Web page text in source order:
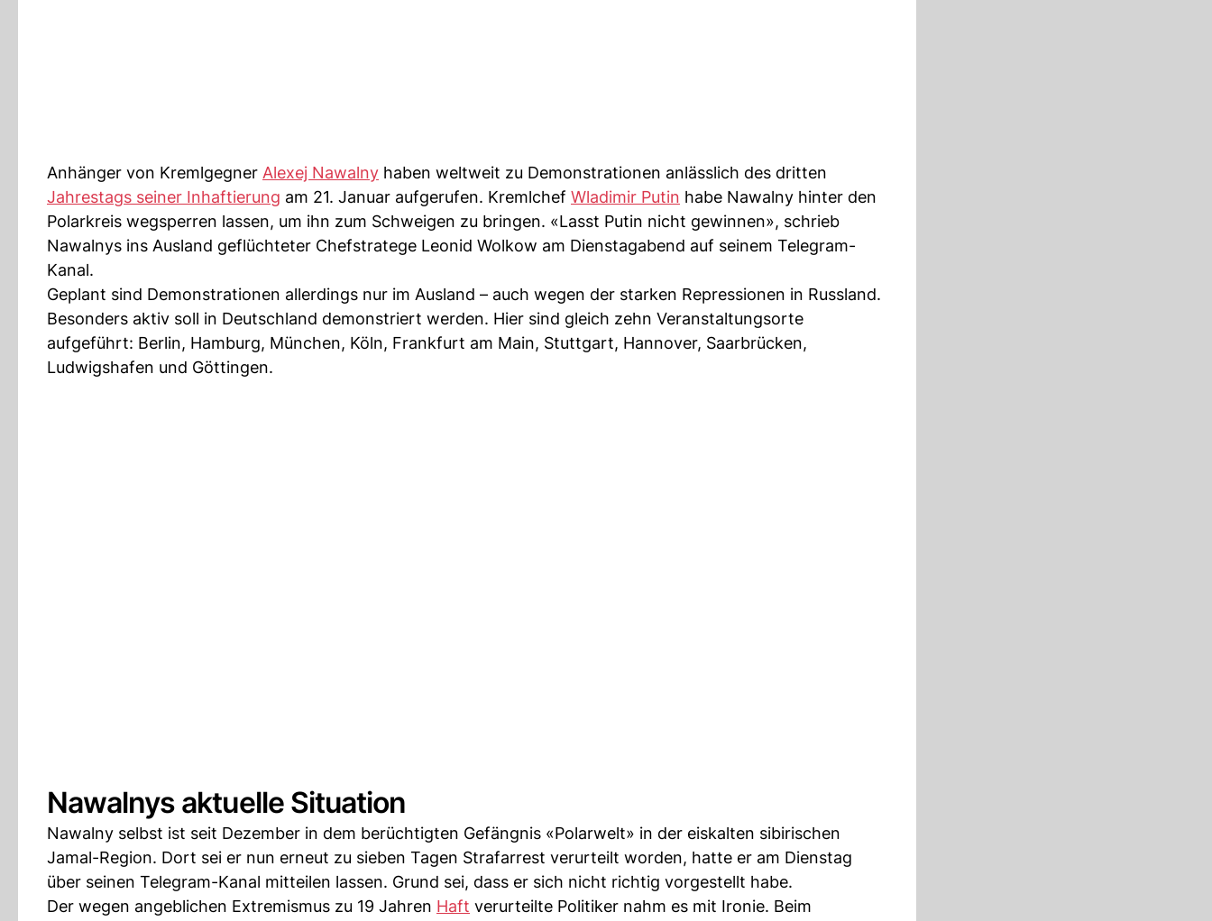
Anhänger von Kremlgegner Alexej Nawalny haben weltweit zu Demonstrationen anlässlich des dritten
Jahrestags seiner Inhaftierung am 21. Januar aufgerufen. Kremlchef Wladimir Putin habe Nawalny hinter den
Polarkreis wegsperren lassen, um ihn zum Schweigen zu bringen. «Lasst Putin nicht gewinnen», schrieb
Nawalnys ins Ausland geflüchteter Chefstratege Leonid Wolkow am Dienstagabend auf seinem Telegram-
Kanal.
Geplant sind Demonstrationen allerdings nur im Ausland – auch wegen der starken Repressionen in Russland.
Besonders aktiv soll in Deutschland demonstriert werden. Hier sind gleich zehn Veranstaltungsorte
aufgeführt: Berlin, Hamburg, München, Köln, Frankfurt am Main, Stuttgart, Hannover, Saarbrücken,
Ludwigshafen und Göttingen.
Nawalnys aktuelle Situation
Nawalny selbst ist seit Dezember in dem berüchtigten Gefängnis «Polarwelt» in der eiskalten sibirischen
Jamal-Region. Dort sei er nun erneut zu sieben Tagen Strafarrest verurteilt worden, hatte er am Dienstag
über seinen Telegram-Kanal mitteilen lassen. Grund sei, dass er sich nicht richtig vorgestellt habe.
Der wegen angeblichen Extremismus zu 19 Jahren Haft verurteilte Politiker nahm es mit Ironie. Beim